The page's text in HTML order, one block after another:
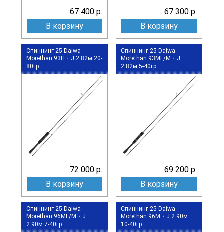
67 400 р.
В корзину
67 300 р.
В корзину
Спиннинг 25 Daiwa
Morethan 93H・J 2.82м 20-
80гр
72 000 р.
В корзину
Спиннинг 25 Daiwa
Morethan 93ML/M・J
2.82м 5-40гр
69 200 р.
В корзину
Спиннинг 25 Daiwa
Morethan 96ML/M・J
2.90м 7-40гр
Спиннинг 25 Daiwa
Morethan 96M・J 2.90м
10-40гр